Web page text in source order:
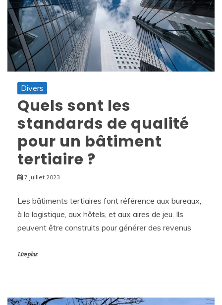
Divers
Quels sont les
standards de qualité
pour un bâtiment
tertiaire ?
7 juillet 2023
Les bâtiments tertiaires font référence aux bureaux,
à la logistique, aux hôtels, et aux aires de jeu. Ils
peuvent être construits pour générer des revenus
Lire plus